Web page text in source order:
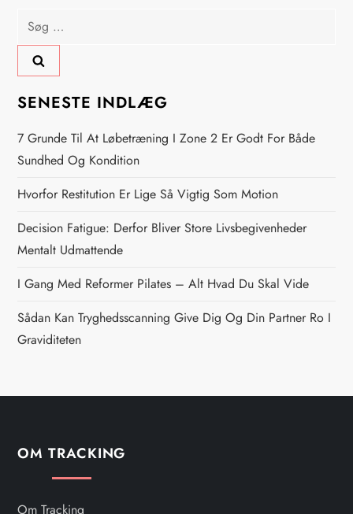
l
æ
g
s
n
a
v
i
g
a
t
o
n
Søg
efter:
SENESTE INDLÆG
7 Grunde Til At Løbetræning I Zone 2 Er Godt For Både
Sundhed Og Kondition
Hvorfor Restitution Er Lige Så Vigtig Som Motion
Decision Fatigue: Derfor Bliver Store Livsbegivenheder
Mentalt Udmattende
I Gang Med Reformer Pilates – Alt Hvad Du Skal Vide
Sådan Kan Tryghedsscanning Give Dig Og Din Partner Ro I
Graviditeten
OM TRACKING
Om Tracking